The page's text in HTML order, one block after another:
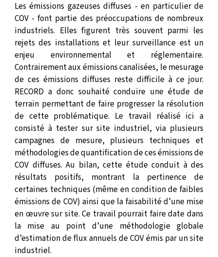
Les émissions gazeuses diffuses - en particulier de
COV - font partie des préoccupations de nombreux
industriels. Elles figurent très souvent parmi les
rejets des installations et leur surveillance est un
enjeu environnemental et réglementaire.
Contrairement aux émissions canalisées, le mesurage
de ces émissions diffuses reste difficile à ce jour.
RECORD a donc souhaité conduire une étude de
terrain permettant de faire progresser la résolution
de cette problématique. Le travail réalisé ici a
consisté à tester sur site industriel, via plusieurs
campagnes de mesure, plusieurs techniques et
méthodologies de quantification de ces émissions de
COV diffuses. Au bilan, cette étude conduit à des
résultats positifs, montrant la pertinence de
certaines techniques (même en condition de faibles
émissions de COV) ainsi que la faisabilité d’une mise
en œuvre sur site. Ce travail pourrait faire date dans
la mise au point d’une méthodologie globale
d’estimation de flux annuels de COV émis par un site
industriel.